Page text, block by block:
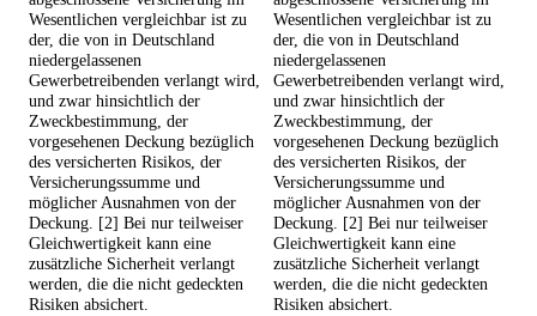
Wesentlichen vergleichbar ist zu
der, die von in Deutschland
niedergelassenen
Gewerbetreibenden verlangt wird,
und zwar hinsichtlich der
Zweckbestimmung, der
vorgesehenen Deckung bezüglich
des versicherten Risikos, der
Versicherungssumme und
möglicher Ausnahmen von der
Deckung. [2] Bei nur teilweiser
Gleichwertigkeit kann eine
zusätzliche Sicherheit verlangt
werden, die die nicht gedeckten
Risiken absichert.
Wesentlichen vergleichbar ist zu
der, die von in Deutschland
niedergelassenen
Gewerbetreibenden verlangt wird,
und zwar hinsichtlich der
Zweckbestimmung, der
vorgesehenen Deckung bezüglich
des versicherten Risikos, der
Versicherungssumme und
möglicher Ausnahmen von der
Deckung. [2] Bei nur teilweiser
Gleichwertigkeit kann eine
zusätzliche Sicherheit verlangt
werden, die die nicht gedeckten
Risiken absichert.